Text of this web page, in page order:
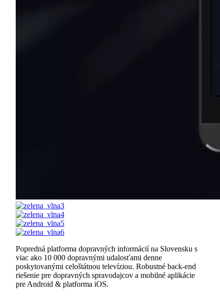
Popredná platforma dopravných informácií na Slovensku s
viac ako 10 000 dopravnými udalosťami denne
poskytovanými celoštátnou televíziou. Robustné back-end
riešenie pre dopravných spravodajcov a mobilné aplikácie
pre Android & platforma iOS.